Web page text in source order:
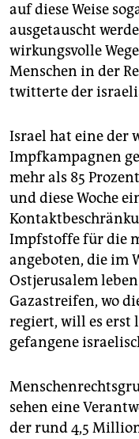
auf diese Weise
ausgetauscht
wirkungsvolle
Menschen in der
twitterte der
Israel hat eine der
Impfkampagnen
mehr als 85
und diese Woche
Impfstoffe für die
angeboten, die im
Ostjerusalem
Gazastreifen, wo
regiert, will es erst
gefangene
sehen eine
der rund 4,5